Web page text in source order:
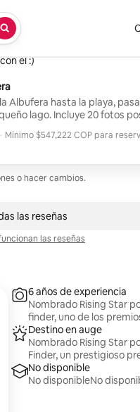
Albufera hasta la playa,
lago. Incluye 20 fotos
· Mínimo $547,222 COP para
o hacer cambios.
33 reseñas
Sabe muy bien lo
él :)
las reseñas
las reseñas
6 años de experiencia
Nombrado Rising Star
finder, uno de los
Destino en auge
Nombrado Rising Star
Finder, un prestigioso
No disponible
No disponibleNo